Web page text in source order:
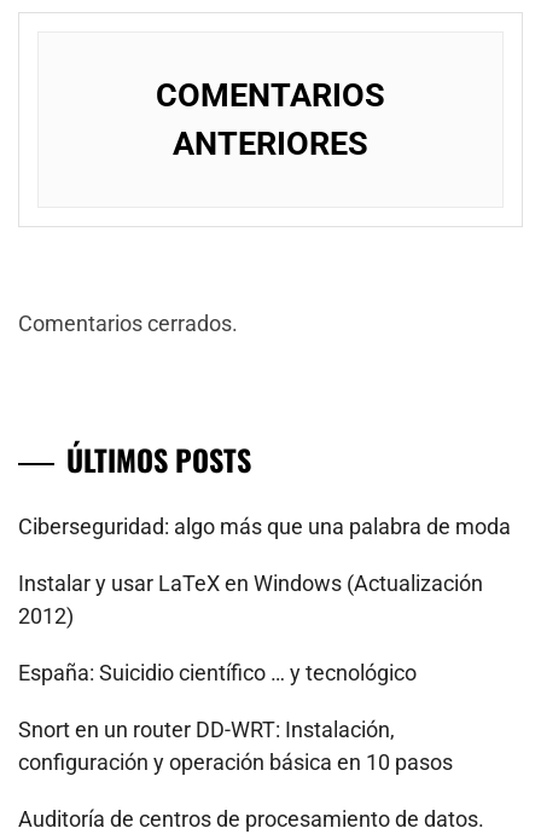
NavegaciÃ³n
comentarios
COMENTARIOS
ANTERIORES
Comentarios cerrados.
ÚLTIMOS POSTS
Ciberseguridad: algo más que una palabra de moda
Instalar y usar LaTeX en Windows (Actualización
2012)
España: Suicidio científico … y tecnológico
Snort en un router DD-WRT: Instalación,
configuración y operación básica en 10 pasos
Auditoría de centros de procesamiento de datos.